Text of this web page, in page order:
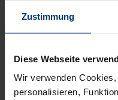
Zustimmung
Diese Webseite
Wir verwenden
personalisieren,
Prices include VAT.
may vary at checkout.
Add to Wish List